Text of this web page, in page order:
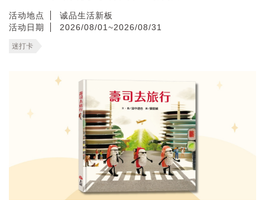
活动地点
诚品生活新板
活动日期
2026/08/01~2026/08/31
迷打卡